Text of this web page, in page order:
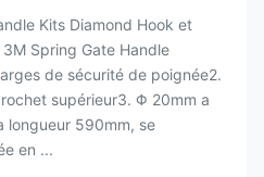
Kits Diamond Hook et
Spring Gate Handle
de sécurité de poignée2.
supérieur3. Φ 20mm a
longueur 590mm, se
en ...